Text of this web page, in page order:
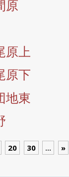
原
原上
原下
地東
20 30 ... »